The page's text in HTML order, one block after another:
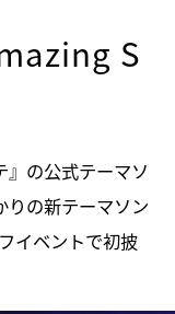
S
』の公式テーマソ
りの新テーマソン
イベントで初披